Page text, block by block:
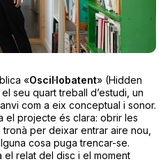
«Oscil·lobatent» (Hidden
seu quart treball d’estudi, un
com a eix conceptual i sonor.
el projecte és clara: obrir les
per deixar entrar aire nou,
cosa puga trencar-se.
el relat del disc i el moment